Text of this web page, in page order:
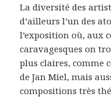
La diversité des
d’ailleurs l’un des
l’exposition où, aux
caravagesques on
plus claires, comme
de Jan Miel, mais
compositions très